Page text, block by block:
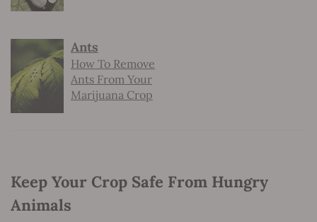
Ants
How To Remove
Ants From Your
Marijuana Crop
Keep Your Crop Safe From Hungry
Animals